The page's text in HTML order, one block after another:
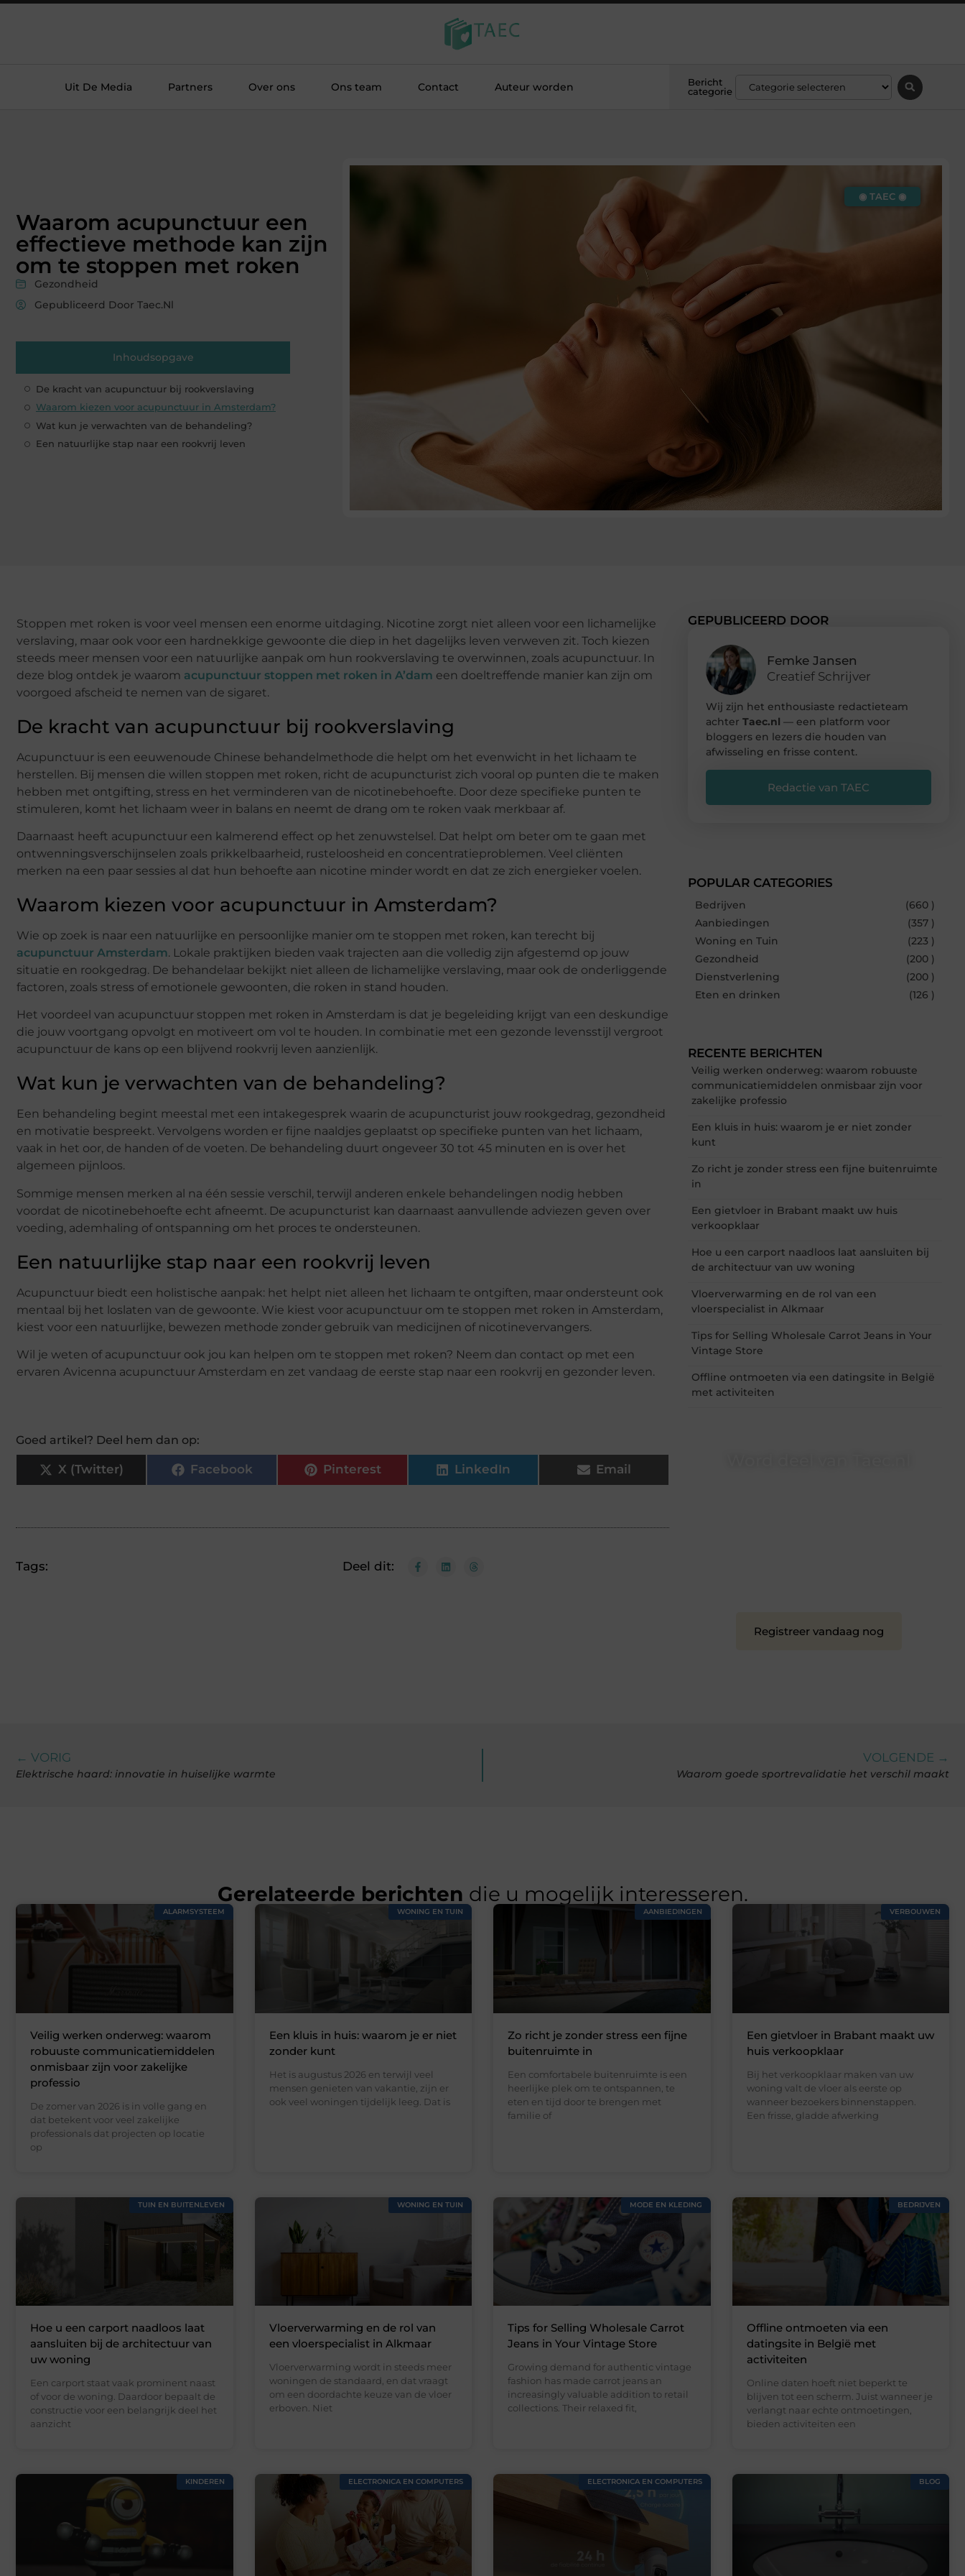
Uit De Media Partners Over ons Ons team Contact Auteur worden
Bericht
categorie
Waarom acupunctuur een
effectieve methode kan zijn
om te stoppen met roken
Gezondheid
Gepubliceerd Door Taec.nl
Inhoudsopgave
De kracht van acupunctuur bij rookverslaving
Waarom kiezen voor acupunctuur in Amsterdam?
Wat kun je verwachten van de behandeling?
Een natuurlijke stap naar een rookvrij leven
◉ TAEC ◉
Stoppen met roken is voor veel mensen een enorme uitdaging. Nicotine zorgt niet alleen voor een lichamelijke
verslaving, maar ook voor een hardnekkige gewoonte die diep in het dagelijks leven verweven zit. Toch kiezen
steeds meer mensen voor een natuurlijke aanpak om hun rookverslaving te overwinnen, zoals acupunctuur. In
deze blog ontdek je waarom acupunctuur stoppen met roken in A’dam een doeltreffende manier kan zijn om
voorgoed afscheid te nemen van de sigaret.
De kracht van acupunctuur bij rookverslaving
Acupunctuur is een eeuwenoude Chinese behandelmethode die helpt om het evenwicht in het lichaam te
herstellen. Bij mensen die willen stoppen met roken, richt de acupuncturist zich vooral op punten die te maken
hebben met ontgifting, stress en het verminderen van de nicotinebehoefte. Door deze specifieke punten te
stimuleren, komt het lichaam weer in balans en neemt de drang om te roken vaak merkbaar af.
Daarnaast heeft acupunctuur een kalmerend effect op het zenuwstelsel. Dat helpt om beter om te gaan met
ontwenningsverschijnselen zoals prikkelbaarheid, rusteloosheid en concentratieproblemen. Veel cliënten
merken na een paar sessies al dat hun behoefte aan nicotine minder wordt en dat ze zich energieker voelen.
Waarom kiezen voor acupunctuur in Amsterdam?
Wie op zoek is naar een natuurlijke en persoonlijke manier om te stoppen met roken, kan terecht bij
acupunctuur Amsterdam. Lokale praktijken bieden vaak trajecten aan die volledig zijn afgestemd op jouw
situatie en rookgedrag. De behandelaar bekijkt niet alleen de lichamelijke verslaving, maar ook de onderliggende
factoren, zoals stress of emotionele gewoonten, die roken in stand houden.
Het voordeel van acupunctuur stoppen met roken in Amsterdam is dat je begeleiding krijgt van een deskundige
die jouw voortgang opvolgt en motiveert om vol te houden. In combinatie met een gezonde levensstijl vergroot
acupunctuur de kans op een blijvend rookvrij leven aanzienlijk.
Wat kun je verwachten van de behandeling?
Een behandeling begint meestal met een intakegesprek waarin de acupuncturist jouw rookgedrag, gezondheid
en motivatie bespreekt. Vervolgens worden er fijne naaldjes geplaatst op specifieke punten van het lichaam,
vaak in het oor, de handen of de voeten. De behandeling duurt ongeveer 30 tot 45 minuten en is over het
algemeen pijnloos.
Sommige mensen merken al na één sessie verschil, terwijl anderen enkele behandelingen nodig hebben
voordat de nicotinebehoefte echt afneemt. De acupuncturist kan daarnaast aanvullende adviezen geven over
voeding, ademhaling of ontspanning om het proces te ondersteunen.
Een natuurlijke stap naar een rookvrij leven
Acupunctuur biedt een holistische aanpak: het helpt niet alleen het lichaam te ontgiften, maar ondersteunt ook
mentaal bij het loslaten van de gewoonte. Wie kiest voor acupunctuur om te stoppen met roken in Amsterdam,
kiest voor een natuurlijke, bewezen methode zonder gebruik van medicijnen of nicotinevervangers.
Wil je weten of acupunctuur ook jou kan helpen om te stoppen met roken? Neem dan contact op met een
ervaren Avicenna acupunctuur Amsterdam en zet vandaag de eerste stap naar een rookvrij en gezonder leven.
Goed artikel? Deel hem dan op:
X (Twitter) Facebook Pinterest LinkedIn Email
Tags: Deel dit:
GEPUBLICEERD DOOR
Femke Jansen
Creatief Schrijver
Wij zijn het enthousiaste redactieteam
achter Taec.nl — een platform voor
bloggers en lezers die houden van
afwisseling en frisse content.
Redactie van TAEC
POPULAR CATEGORIES
Bedrijven
(660 )
Aanbiedingen
(357 )
Woning en Tuin
(223 )
Gezondheid
(200 )
Dienstverlening
(200 )
Eten en drinken
(126 )
RECENTE BERICHTEN
Veilig werken onderweg: waarom robuuste
communicatiemiddelen onmisbaar zijn voor
zakelijke professio
Een kluis in huis: waarom je er niet zonder
kunt
Zo richt je zonder stress een fijne buitenruimte
in
Een gietvloer in Brabant maakt uw huis
verkoopklaar
Hoe u een carport naadloos laat aansluiten bij
de architectuur van uw woning
Vloerverwarming en de rol van een
vloerspecialist in Alkmaar
Tips for Selling Wholesale Carrot Jeans in Your
Vintage Store
Offline ontmoeten via een datingsite in België
met activiteiten
Registreer vandaag nog
← VORIG
Elektrische haard: innovatie in huiselijke warmte
VOLGENDE →
Waarom goede sportrevalidatie het verschil maakt
Gerelateerde berichten die u mogelijk interesseren.
ALARMSYSTEEM
Veilig werken onderweg: waarom
robuuste communicatiemiddelen
onmisbaar zijn voor zakelijke
professio
De zomer van 2026 is in volle gang en
dat betekent voor veel zakelijke
professionals dat projecten op locatie
op
WONING EN TUIN
Een kluis in huis: waarom je er niet
zonder kunt
Het is augustus 2026 en terwijl veel
mensen genieten van vakantie, zijn er
ook veel woningen tijdelijk leeg. Dat is
AANBIEDINGEN
Zo richt je zonder stress een fijne
buitenruimte in
Een comfortabele buitenruimte is een
heerlijke plek om te ontspannen, te
eten en tijd door te brengen met
familie of
VERBOUWEN
Een gietvloer in Brabant maakt uw
huis verkoopklaar
Bij het verkoopklaar maken van uw
woning valt de vloer als eerste op
wanneer bezoekers binnenstappen.
Een frisse, gladde afwerking
TUIN EN BUITENLEVEN
Hoe u een carport naadloos laat
aansluiten bij de architectuur van
uw woning
Een carport staat vaak prominent naast
of voor de woning. Daardoor bepaalt de
constructie voor een belangrijk deel het
aanzicht
WONING EN TUIN
Vloerverwarming en de rol van
een vloerspecialist in Alkmaar
Vloerverwarming wordt in steeds meer
woningen de standaard, en dat vraagt
om een doordachte keuze van de vloer
erboven. Niet
MODE EN KLEDING
Tips for Selling Wholesale Carrot
Jeans in Your Vintage Store
Growing demand for authentic vintage
fashion has made carrot jeans an
increasingly valuable addition to retail
collections. Their relaxed fit,
BEDRIJVEN
Offline ontmoeten via een
datingsite in België met
activiteiten
Online daten hoeft niet beperkt te
blijven tot een scherm. Juist wanneer je
verlangt naar echte ontmoetingen,
bieden activiteiten een
KINDEREN ELECTRONICA EN COMPUTERS ELECTRONICA EN COMPUTERS BLOG